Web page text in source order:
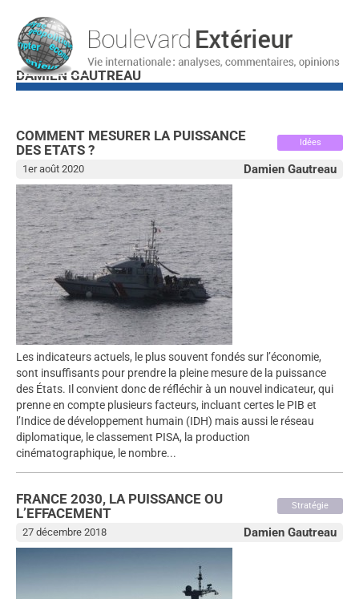
DAMIEN GAUTREAU
Idées
COMMENT MESURER LA PUISSANCE
DES ETATS ?
Damien Gautreau
1er août 2020
Les indicateurs actuels, le plus souvent fondés sur l’économie,
sont insuffisants pour prendre la pleine mesure de la puissance
des États. Il convient donc de réfléchir à un nouvel indicateur, qui
prenne en compte plusieurs facteurs, incluant certes le PIB et
l’Indice de développement humain (IDH) mais aussi le réseau
diplomatique, le classement PISA, la production
cinématographique, le nombre...
Stratégie
FRANCE 2030, LA PUISSANCE OU
L’EFFACEMENT
Damien Gautreau
27 décembre 2018